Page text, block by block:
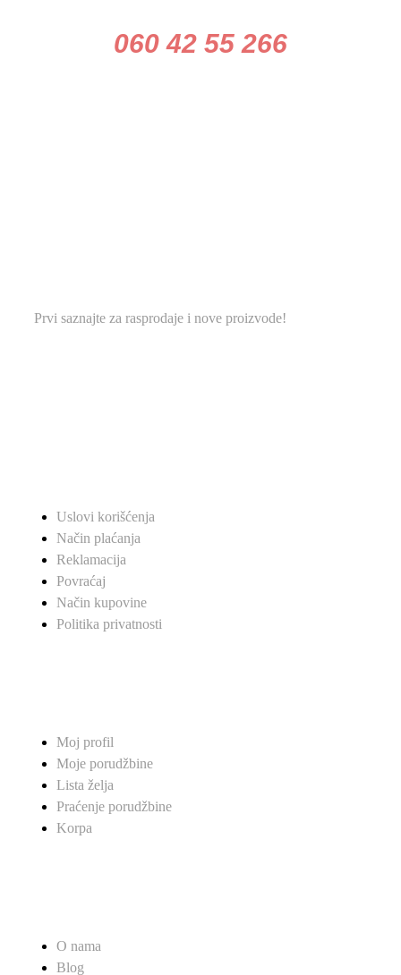
060 42 55 266
Prvi saznajte za rasprodaje i nove proizvode!
Uslovi korišćenja
Način plaćanja
Reklamacija
Povraćaj
Način kupovine
Politika privatnosti
Moj profil
Moje porudžbine
Lista želja
Praćenje porudžbine
Korpa
O nama
Blog